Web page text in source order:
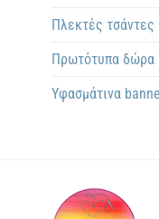
Πλεκτές τσάντες
Πρωτότυπα δώρα
Υφασμάτινα